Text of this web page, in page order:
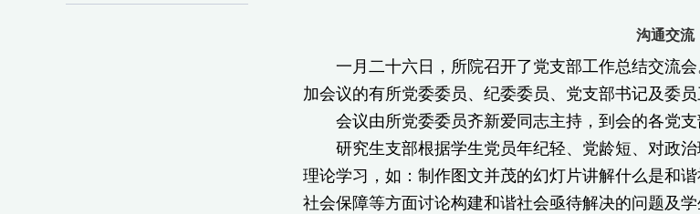
沟通交
一月二十六日，所院召开了党支部工作总结交流会
加会议的有所党委委员、纪委委员、党支部书记及委员
会议由所党委委员齐新爱同志主持，到会的各党支
研究生支部根据学生党员年纪轻、党龄短、对政治
理论学习，如：制作图文并茂的幻灯片讲解什么是和
社会保障等方面讨论构建和谐社会亟待解决的问题及